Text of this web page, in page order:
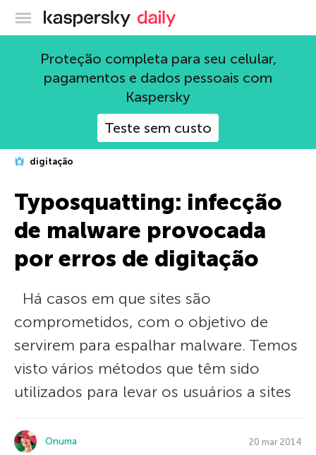
Blog oficial da Kaspersky
Proteção completa para seu celular,
pagamentos e dados pessoais com
Kaspersky
Teste sem custo
digitação
Typosquatting: infecção
de malware provocada
por erros de digitação
Há casos em que sites são
comprometidos, com o objetivo de
servirem para espalhar malware. Temos
visto vários métodos que têm sido
utilizados para levar os usuários a sites
Onuma 20 mar 2014